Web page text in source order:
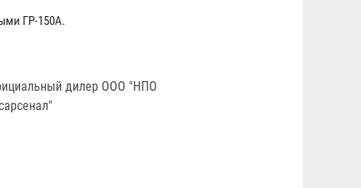
ГР-150А.
дилер ООО "НПО